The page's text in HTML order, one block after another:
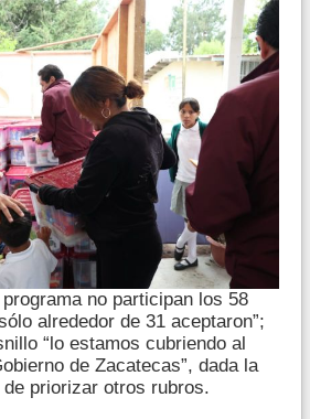
no participan los 58
alrededor de 31 aceptaron”;
“lo estamos cubriendo al
de Zacatecas”, dada la
priorizar otros rubros.